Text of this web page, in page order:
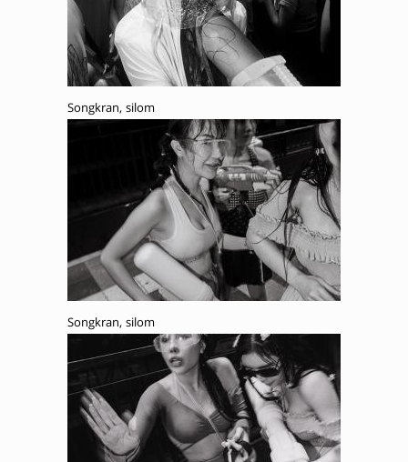
Songkran, silom
Songkran, silom